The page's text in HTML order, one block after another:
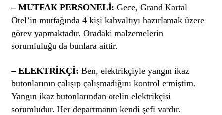
– MUTFAK PERSONELİ: Gece, Grand Kartal
Otel’in mutfağında 4 kişi kahvaltıyı hazırlamak üzere
görev yapmaktadır. Oradaki malzemelerin
sorumluluğu da bunlara aittir.
– ELEKTRİKÇİ: Ben, elektrikçiyle yangın ikaz
butonlarının çalışıp çalışmadığını kontrol etmiştim.
Yangın ikaz butonlarından otelin elektrikçisi
sorumludur. Her departmanın kendi şefi vardır.